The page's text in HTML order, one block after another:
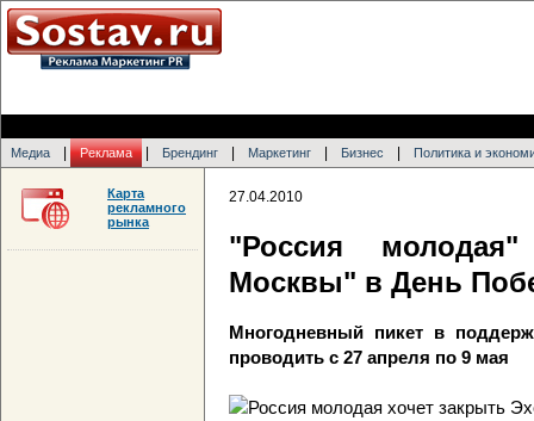
Медиа Реклама Брендинг Маркетинг Бизнес Политика и
27.04.2010
"Россия
Москвы" в День
Многодневный пикет в
проводить с 27 апреля по 9 мая
Карта
рекламного
рынка